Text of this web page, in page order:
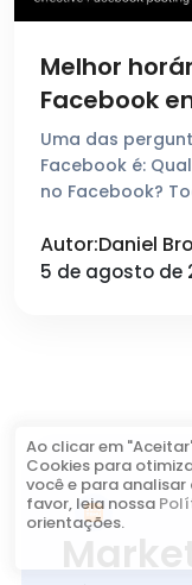
Melhor
Facebook
Completo
Uma das
Facebook é:
no Facebook?
Autor:Daniel
5 de agosto de
Ao clicar em
Cookies para
você e para
favor, leia nossa
orientações.